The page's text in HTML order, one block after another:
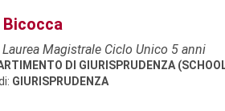
Laurea Magistrale Ciclo Unico 5 anni
DI GIURISPRUDENZA
GIURISPRUDENZA